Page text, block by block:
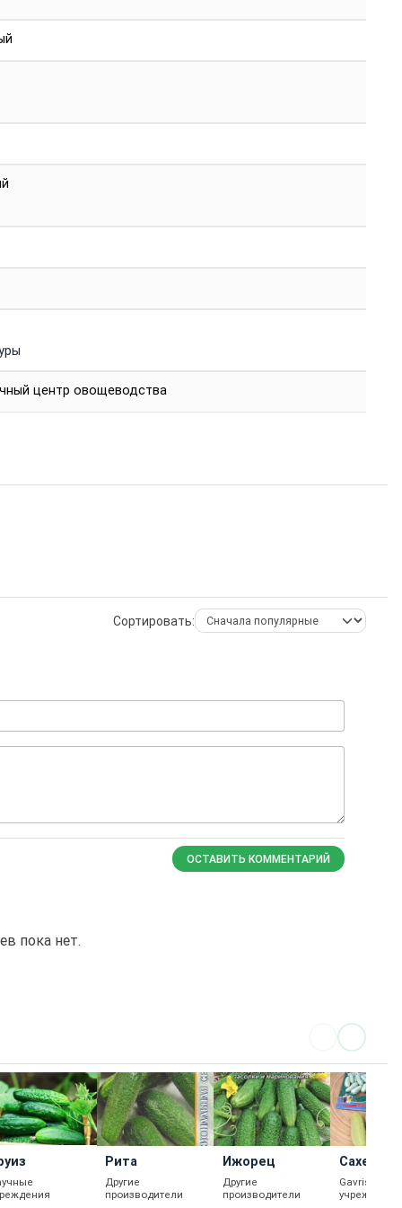
центр овощеводства
Сортировать:
ОСТАВИТЬ КОММЕНТАРИЙ
пока нет.
Рита
Другие
производители
Ижорец
Другие
производители
Сахер
Gavrish,
учреждения